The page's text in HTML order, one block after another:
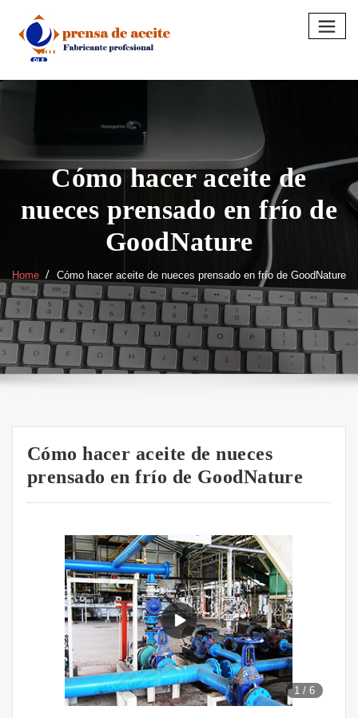
content
Cómo hacer aceite de
nueces prensado en frío de
GoodNature
Home Cómo hacer aceite de nueces prensado en frío de GoodNature
Cómo hacer aceite de nueces
prensado en frío de GoodNature
1 /6